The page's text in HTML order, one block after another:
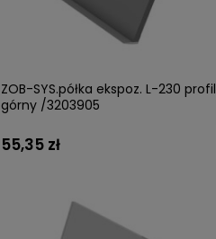
ZOB-SYS.półka ekspoz. L-230 profil
górny /3203905
55,35 zł